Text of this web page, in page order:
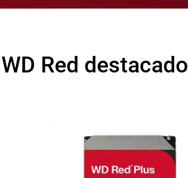
Red